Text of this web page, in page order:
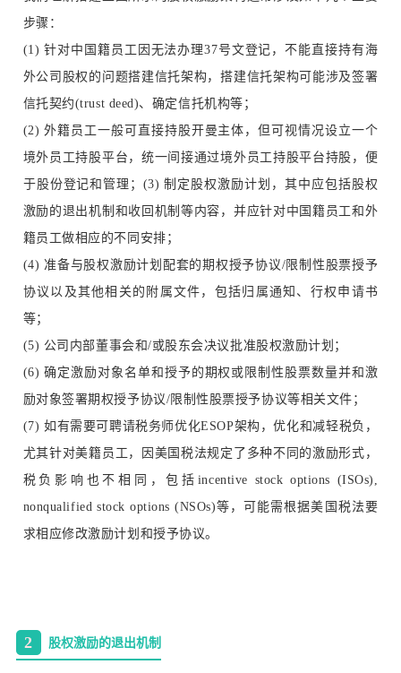
步骤：
(1) 针对中国籍员工因无法办理37号文登记，不能直接持有海
外公司股权的问题搭建信托架构，搭建信托架构可能涉及签署
信托契约(trust deed)、确定信托机构等；
(2) 外籍员工一般可直接持股开曼主体，但可视情况设立一个
境外员工持股平台，统一间接通过境外员工持股平台持股，便
于股份登记和管理；(3) 制定股权激励计划，其中应包括股权
激励的退出机制和收回机制等内容，并应针对中国籍员工和外
籍员工做相应的不同安排；
(4) 准备与股权激励计划配套的期权授予协议/限制性股票授予
协议以及其他相关的附属文件，包括归属通知、行权申请书
等；
(5) 公司内部董事会和/或股东会决议批准股权激励计划；
(6) 确定激励对象名单和授予的期权或限制性股票数量并和激
励对象签署期权授予协议/限制性股票授予协议等相关文件；
(7) 如有需要可聘请税务师优化ESOP架构，优化和减轻税负，
尤其针对美籍员工，因美国税法规定了多种不同的激励形式，
税负影响也不相同，包括incentive stock options (ISOs),
nonqualified stock options (NSOs)等，可能需根据美国税法要
求相应修改激励计划和授予协议。
2 股权激励的退出机制